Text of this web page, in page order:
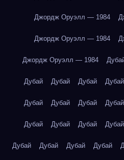
Джордж Оруэлл — 1984
Джордж Оруэлл — 1984
Джордж Оруэлл — 1984
Дубай Дубай Дубай Дубай
Дубай Дубай Дубай Дубай
Дубай Дубай Дубай Дубай
Дубай Дубай Дубай Дубай